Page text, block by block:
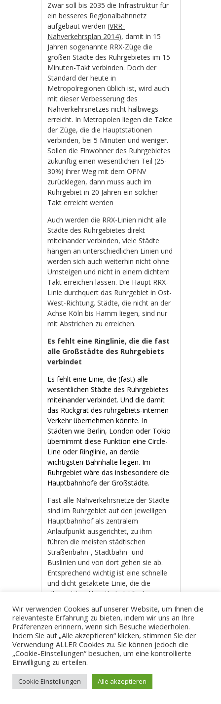
Zwar soll bis 2035 die Infrastruktur für
ein besseres Regionalbahnnetz
aufgebaut werden (VRR-
Nahverkehrsplan 2014), damit in 15
Jahren sogenannte RRX-Züge die
großen Städte des Ruhrgebietes im 15
Minuten-Takt verbinden. Doch der
Standard der heute in
Metropolregionen üblich ist, wird auch
mit dieser Verbesserung des
Nahverkehrsnetzes nicht halbwegs
erreicht. In Metropolen liegen die Takte
der Züge, die die Hauptstationen
verbinden, bei 5 Minuten und weniger.
Sollen die Einwohner des Ruhrgebietes
zukünftig einen wesentlichen Teil (25-
30%) ihrer Weg mit dem ÖPNV
zurücklegen, dann muss auch im
Ruhrgebiet in 20 Jahren ein solcher
Takt erreicht werden
Auch werden die RRX-Linien nicht alle
Städte des Ruhrgebietes direkt
miteinander verbinden, viele Städte
hängen an unterschiedlichen Linien und
werden sich auch weiterhin nicht ohne
Umsteigen und nicht in einem dichtem
Takt erreichen lassen. Die Haupt RRX-
Linie durchquert das Ruhrgebiet in Ost-
West-Richtung. Städte, die nicht an der
Achse Köln bis Hamm liegen, sind nur
mit Abstrichen zu erreichen.
Es fehlt eine Ringlinie, die die fast
alle Großstädte des Ruhrgebiets
verbindet
Es fehlt eine Linie, die (fast) alle
wesentlichen Städte des Ruhrgebietes
miteinander verbindet. Und die damit
das Rückgrat des ruhrgebiets-internen
Verkehr übernehmen könnte. In
Städten wie Berlin, London oder Tokio
übernimmt diese Funktion eine Circle-
Line oder Ringlinie, an derdie
wichtigsten Bahnhalte liegen. Im
Ruhrgebiet wäre das insbesondere die
Hauptbahnhöfe der Großstädte.
Fast alle Nahverkehrsnetze der Städte
sind im Ruhrgebiet auf den jeweiligen
Hauptbahnhof als zentralem
Anlaufpunkt ausgerichtet, zu ihm
führen die meisten städtischen
Straßenbahn-, Stadtbahn- und
Buslinien und von dort gehen sie ab.
Entsprechend wichtig ist eine schnelle
und dicht getaktete Linie, die die
allermeisten Hauptbahnhöfe des
Ruhrgebietes direkt verbindet und diese
ohne Umsteigen erreichbar sind.
Linie auf eigener, unabhängiger
Trasse
Die Leistungsfähigkeit des
Nahverkehrsnetzes des Ruhrgebietes
könnte mit einer Ringlinie als Rückgrat
Wir verwenden Cookies auf unserer Website, um Ihnen die
relevanteste Erfahrung zu bieten, indem wir uns an Ihre
Präferenzen erinnern, wenn sich Besuche wiederholen.
Indem Sie auf „Alle akzeptieren“ klicken, stimmen Sie der
Verwendung ALLER Cookies zu. Sie können jedoch die
„Cookie-Einstellungen“ besuchen, um eine kontrollierte
Einwilligung zu erteilen.
Cookie Einstellungen Alle akzeptieren